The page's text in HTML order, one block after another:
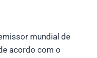
mundial de
acordo com o